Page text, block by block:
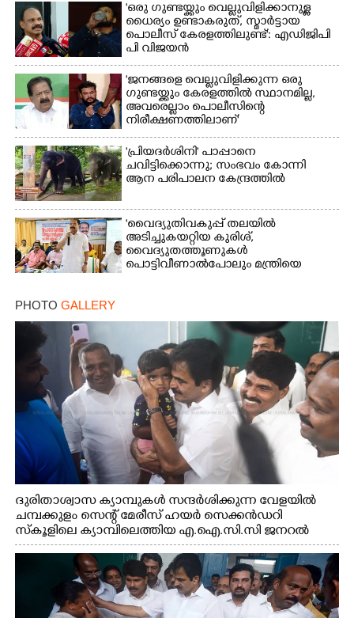
'ഒരു ഗുണ്ടയ്ക്കും വെല്ലുവിളിക്കാനുള്ള
ധൈര്യം ഉണ്ടാകരുത്, സ്മാർട്ടായ
പൊലീസ് കേരളത്തിലുണ്ട്': എഡിജിപി
പി വിജയൻ
'ജനങ്ങളെ വെല്ലുവിളിക്കുന്ന ഒരു
ഗുണ്ടയ്ക്കും കേരളത്തിൽ സ്ഥാനമില്ല,​
അവരെല്ലാം പൊലീസിന്റെ
നിരീക്ഷണത്തിലാണ്'
'പ്രിയദർശിനി' പാപ്പാനെ
ചവിട്ടിക്കൊന്നു; സംഭവം കോന്നി
ആന പരിപാലന കേന്ദ്രത്തിൽ
'വൈദ്യുതിവകുപ്പ് തലയിൽ
അടിച്ചുകയറ്റിയ കുരിശ്‌,
വൈദ്യുതത്തൂണുകൾ
പൊട്ടിവീണാൽപോലും മന്ത്രിയെ
PHOTO GALLERY
ദുരിതാശ്വാസ ക്യാമ്പുകൾ സന്ദർശിക്കുന്ന വേളയിൽ
ചമ്പക്കുളം സെന്റ് മേരീസ് ഹയർ സെക്കൻഡറി
സ്കൂളിലെ ക്യാമ്പിലെത്തിയ എ.ഐ.സി.സി ജനറൽ
സെക്രട്ടറി കെ.സി വേണുഗോപാൽ എം.പി കുരുന്നിനെ
എടുത്ത് ലാളിച്ചപ്പോൾ. സഹകരണ-എക്സൈസ്
വകുപ്പ് മന്ത്രി എം. ലിജു, കൃഷിവകുപ്പ് മന്ത്രി ടി. സിദ്ദിഖ്,
റെജി ചെറിയാൻ എം. എൽ. എ എന്നിവർ സമീപം